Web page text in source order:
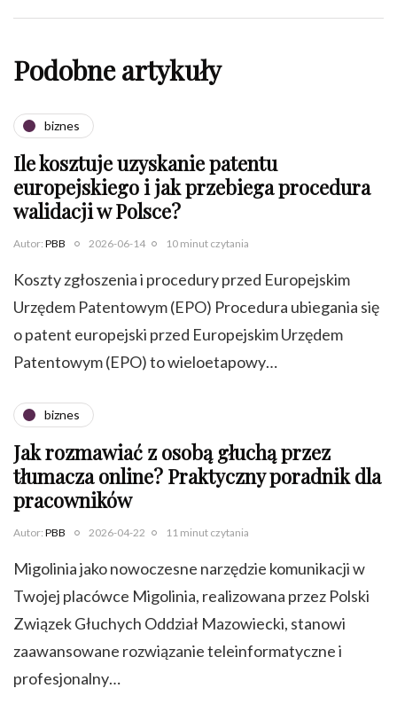
Podobne artykuły
biznes
Ile kosztuje uzyskanie patentu
europejskiego i jak przebiega procedura
walidacji w Polsce?
Autor: PBB 2026-06-14 10 minut czytania
Koszty zgłoszenia i procedury przed Europejskim
Urzędem Patentowym (EPO) Procedura ubiegania się
o patent europejski przed Europejskim Urzędem
Patentowym (EPO) to wieloetapowy…
biznes
Jak rozmawiać z osobą głuchą przez
tłumacza online? Praktyczny poradnik dla
pracowników
Autor: PBB 2026-04-22 11 minut czytania
Migolinia jako nowoczesne narzędzie komunikacji w
Twojej placówce Migolinia, realizowana przez Polski
Związek Głuchych Oddział Mazowiecki, stanowi
zaawansowane rozwiązanie teleinformatyczne i
profesjonalny…